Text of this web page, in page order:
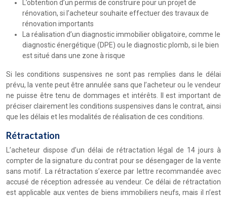
L’obtention d’un permis de construire pour un projet de
rénovation, si l’acheteur souhaite effectuer des travaux de
rénovation importants
La réalisation d’un diagnostic immobilier obligatoire, comme le
diagnostic énergétique (DPE) ou le diagnostic plomb, si le bien
est situé dans une zone à risque
Si les conditions suspensives ne sont pas remplies dans le délai
prévu, la vente peut être annulée sans que l’acheteur ou le vendeur
ne puisse être tenu de dommages et intérêts. Il est important de
préciser clairement les conditions suspensives dans le contrat, ainsi
que les délais et les modalités de réalisation de ces conditions.
Rétractation
L’acheteur dispose d’un délai de rétractation légal de 14 jours à
compter de la signature du contrat pour se désengager de la vente
sans motif. La rétractation s’exerce par lettre recommandée avec
accusé de réception adressée au vendeur. Ce délai de rétractation
est applicable aux ventes de biens immobiliers neufs, mais il n’est